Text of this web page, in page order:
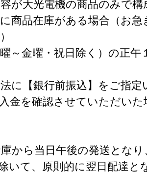
が大光電機の商品のみで構
商品在庫がある場合（お急
～金曜・祝日除く）の正午
に【銀行前振込】をご指定
金を確認させていただいた
から当日午後の発送となり
いて、原則的に翌日配達と